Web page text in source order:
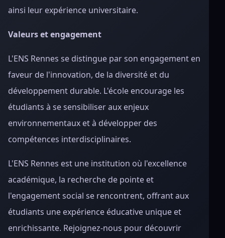
ainsi leur expérience universitaire.
Valeurs et engagement
L'ENS Rennes se distingue par son engagement en
faveur de l'innovation, de la diversité et du
développement durable. L'école encourage les
étudiants à se sensibiliser aux enjeux
environnementaux et à développer des
compétences interdisciplinaires.
L'ENS Rennes est une institution où l'excellence
académique, la recherche de pointe et
l'engagement social se rencontrent, offrant aux
étudiants une expérience éducative unique et
enrichissante. Rejoignez-nous pour découvrir